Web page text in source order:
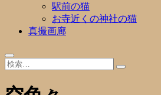
駅前の猫
お寺近くの神社の猫
真撮画廊